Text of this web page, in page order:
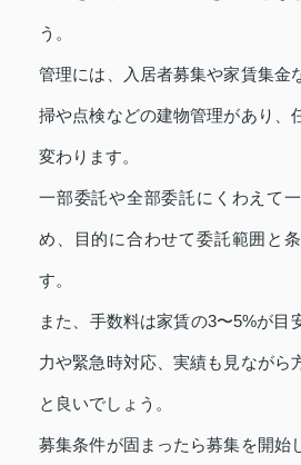
う。
管理には、入居者募集や家賃集金
掃や点検などの建物管理があり、
変わります。
一部委託や全部委託にくわえて
め、目的に合わせて委託範囲と
す。
また、手数料は家賃の3〜5%が目
力や緊急時対応、実績も見ながら
と良いでしょう。
募集条件が固まったら募集を開始